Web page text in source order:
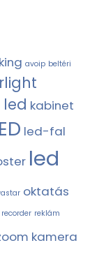
avoip beltéri
kabinet
led-fal
led
oktatás
recorder reklám
kamera